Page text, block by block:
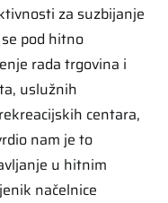
za suzbijanje
pod hitno
rada trgovina i
uslužnih
centara,
nam je to
u hitnim
načelnice